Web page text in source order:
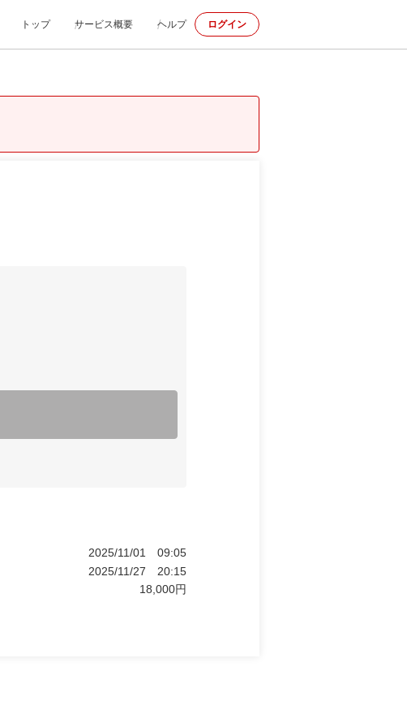
トップ サービス概要 ヘルプ ログイン
2025/11/01
09:05
2025/11/27
20:15
18,000円